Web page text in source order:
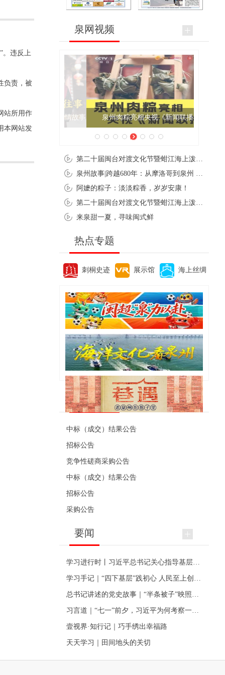
。违反上
负责，被
站所用作
本网站发
泉网视频
泉州肉粽亮相央视《新闻联播》
阿嬷的粽子：淡淡粽香，岁岁安康！
来泉甜一夏，寻味闽式鲜
热点专题
刺桐史迹 展示馆 海上丝绸
便民资讯
中标（成交）结果公告
招标公告
竞争性磋商采购公告
中标（成交）结果公告
招标公告
采购公告
要闻
壹视界·知行记｜巧手绣出幸福路
天天学习｜田间地头的关切